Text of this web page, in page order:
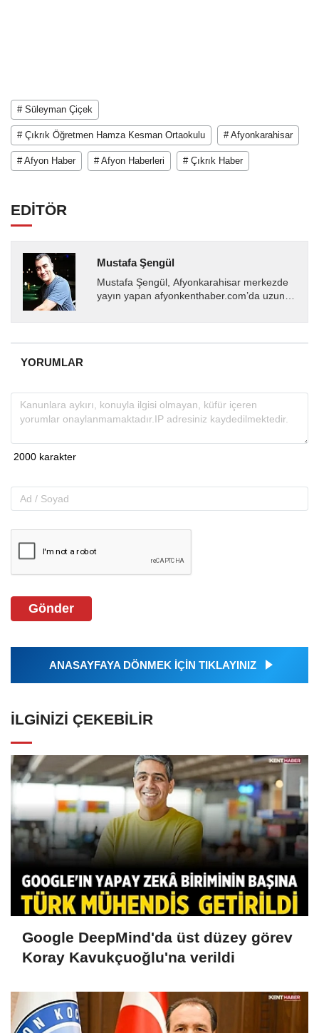
# Süleyman Çiçek
# Çıkrık Öğretmen Hamza Kesman Ortaokulu # Afyonkarahisar
# Afyon Haber # Afyon Haberleri # Çıkrık Haber
EDİTÖR
Mustafa Şengül
Mustafa Şengül, Afyonkarahisar merkezde
yayın yapan afyonkenthaber.com’da uzun
almakta, haber akışı...
YORUMLAR
Gönder
ANASAYFAYA DÖNMEK İÇİN TIKLAYINIZ
İLGINIZI ÇEKEBILIR
Google DeepMind'da üst düzey görev
Koray Kavukçuoğlu'na verildi